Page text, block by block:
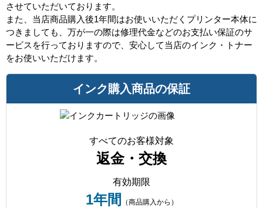
させていただいております。
また、当店商品購入後1年間はお使いいただくプリンター本体に
つきましても、万が一の際は修理代金などのお支払い保証のサ
ービスを行っておりますので、安心して当店のインク・トナー
をお使いいただけます。
インク購入商品の保証
すべてのお客様対象
返金・交換
有効期限
1年間 （商品購入から）